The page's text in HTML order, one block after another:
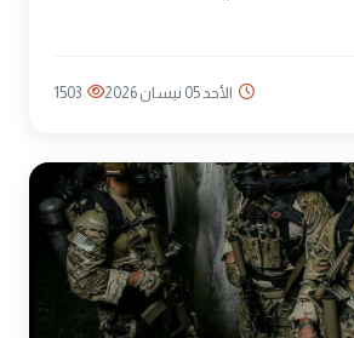
الأحد 05 نيسان 2026 1503